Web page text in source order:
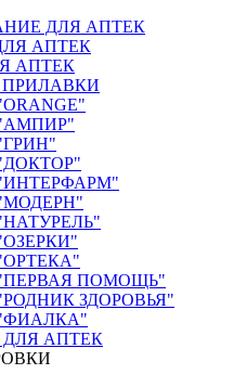
ДЛЯ АПТЕК
АПТЕК
АПТЕК
"АМПИР"
"ГРИН"
"ДОКТОР"
"ИНТЕРФАРМ"
"МОДЕРН"
"НАТУРЕЛЬ"
"ОЗЕРКИ"
"ОРТЕКА"
"ПЕРВАЯ ПОМОЩЬ"
"РОДНИК ЗДОРОВЬЯ"
"ФИАЛКА"
АПТЕК